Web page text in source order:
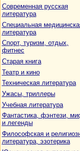
Современная русская
литература
Специальная
литература
Спорт, туризм, отдых,
фитнес
Старая книга
Театр и кино
Техническая литература
Ужасы, триллеры
Учебная литература
Фантастика, фэнтези,
и легенды
Философская и
литература, эзотерика